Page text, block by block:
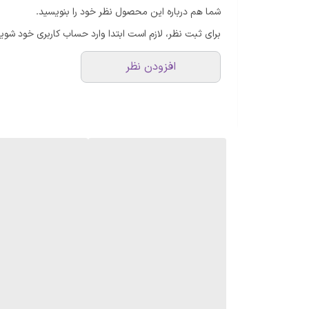
شما هم درباره این محصول نظر خود را بنویسید.
برای ثبت نظر، لازم است ابتدا وارد حساب کاربری خود
افزودن نظر